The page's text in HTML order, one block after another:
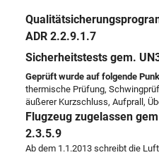
ADR 2.2.9.1.7
Sicherheitstests gem.
Geprüft wurde auf folgende
thermische Prüfung,
äußerer Kurzschluss, Aufprall,
Flugzeug zugelassen
2.3.5.9
Ab dem 1.1.2013 schreibt die